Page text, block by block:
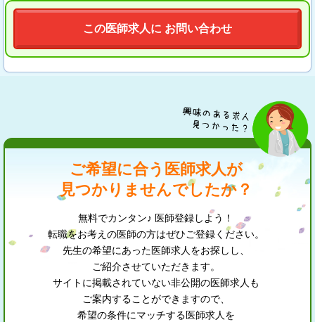
この医師求人に お問い合わせ
ご希望に合う医師求人が
見つかりませんでしたか？
無料でカンタン♪ 医師登録しよう！
転職をお考えの医師の方はぜひご登録ください。
先生の希望にあった医師求人をお探しし、
ご紹介させていただきます。
サイトに掲載されていない非公開の医師求人も
ご案内することができますので、
希望の条件にマッチする医師求人を